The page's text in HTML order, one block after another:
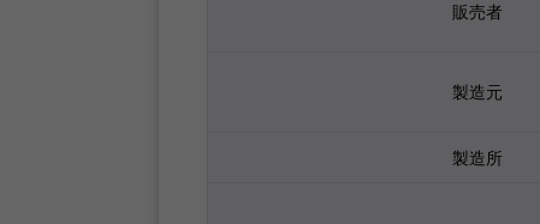
販売者
製造元
製造所